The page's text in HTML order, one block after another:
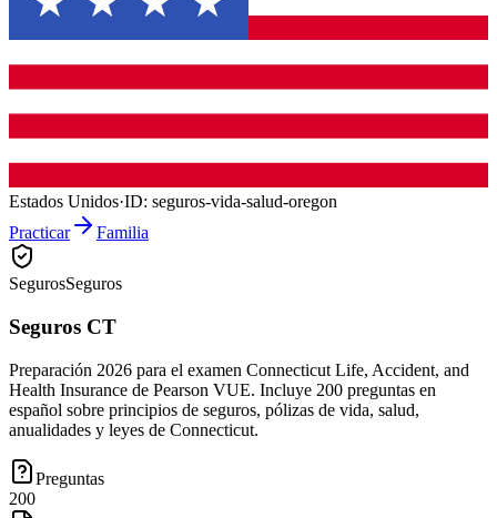
Estados Unidos·ID: seguros-vida-salud-oregon
Practicar
Familia
SegurosSeguros
Seguros CT
Preparación 2026 para el examen Connecticut Life, Accident, and
Health Insurance de Pearson VUE. Incluye 200 preguntas en
español sobre principios de seguros, pólizas de vida, salud,
anualidades y leyes de Connecticut.
Preguntas
200